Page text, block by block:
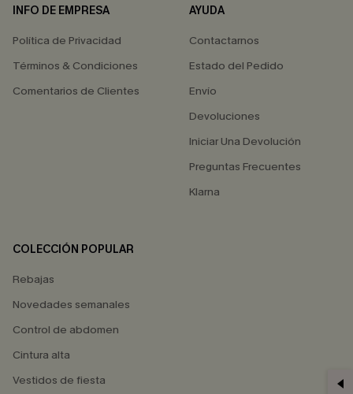
INFO DE EMPRESA
Política de Privacidad
Términos & Condiciones
Comentarios de Clientes
AYUDA
Contactarnos
Estado del Pedido
Envío
Devoluciones
Iniciar Una Devolución
Preguntas Frecuentes
Klarna
COLECCIÓN POPULAR
Rebajas
Novedades semanales
Control de abdomen
Cintura alta
Vestidos de fiesta